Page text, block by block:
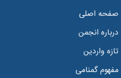
صفحه اصلی
درباره انجمن
تازه واردین
مفهوم گمنامی